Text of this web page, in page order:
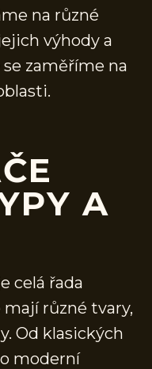
na různé
výhody a
zaměříme na
A
celá řada
různé tvary,
Od klasických
moderní